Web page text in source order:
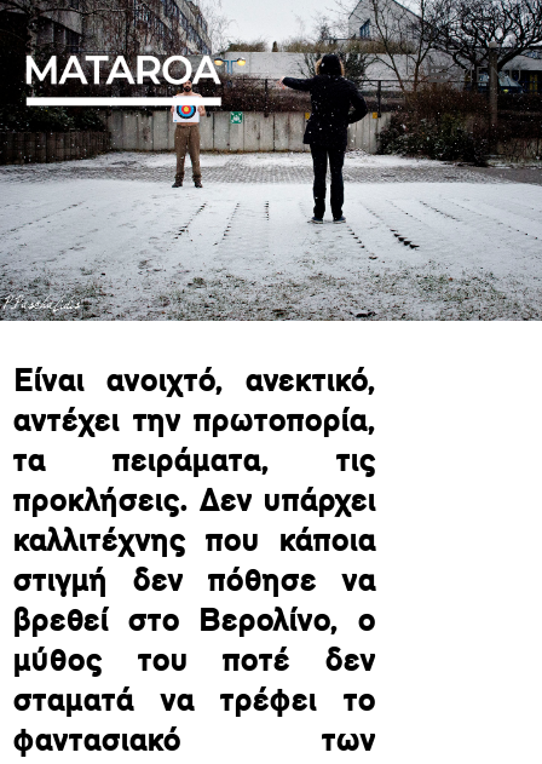
MENU
Είναι ανοιχτό, ανεκτικό,
αντέχει την πρωτοπορία,
τα πειράματα, τις
προκλήσεις. Δεν υπάρχει
καλλιτέχνης που κάποια
στιγμή δεν πόθησε να
βρεθεί στο Βερολίνο, ο
μύθος του ποτέ δεν
σταματά να τρέφει το
φαντασιακό των